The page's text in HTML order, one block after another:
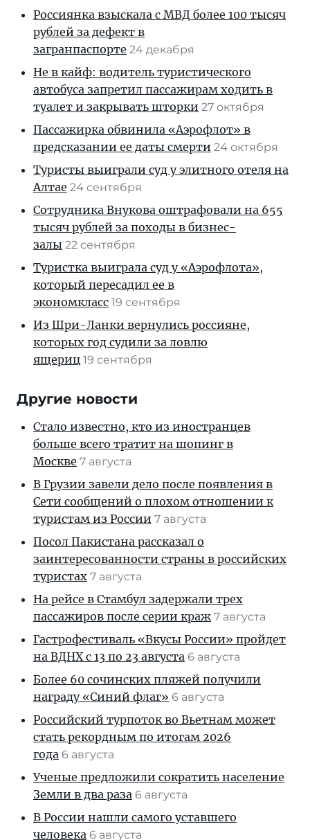
Россиянка взыскала с МВД более 100 тысяч
рублей за дефект в
загранпаспорте 24 декабря
Не в кайф: водитель туристического
автобуса запретил пассажирам ходить в
туалет и закрывать шторки 27 октября
Пассажирка обвинила «Аэрофлот» в
предсказании ее даты смерти 24 октября
Туристы выиграли суд у элитного отеля на
Алтае 24 сентября
Сотрудника Внукова оштрафовали на 655
тысяч рублей за походы в бизнес-
залы 22 сентября
Туристка выиграла суд у «Аэрофлота»,
который пересадил ее в
экономкласс 19 сентября
Из Шри-Ланки вернулись россияне,
которых год судили за ловлю
ящериц 19 сентября
Другие новости
Стало известно, кто из иностранцев
больше всего тратит на шопинг в
Москве 7 августа
В Грузии завели дело после появления в
Сети сообщений о плохом отношении к
туристам из России 7 августа
Посол Пакистана рассказал о
заинтересованности страны в российских
туристах 7 августа
На рейсе в Стамбул задержали трех
пассажиров после серии краж 7 августа
Гастрофестиваль «Вкусы России» пройдет
на ВДНХ с 13 по 23 августа 6 августа
Более 60 сочинских пляжей получили
награду «Синий флаг» 6 августа
Российский турпоток во Вьетнам может
стать рекордным по итогам 2026
года 6 августа
Ученые предложили сократить население
Земли в два раза 6 августа
В России нашли самого уставшего
человека 6 августа